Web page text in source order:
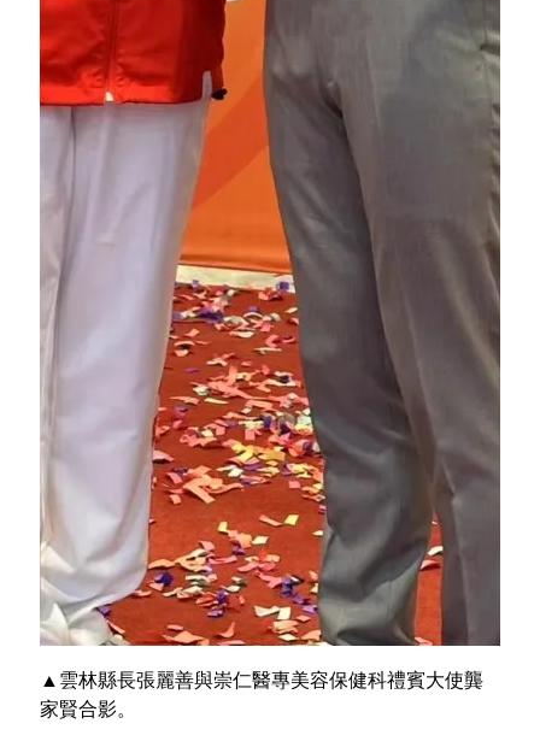
▲雲林縣長張麗善與崇仁醫專美容保健科禮賓大使龔
家賢合影。